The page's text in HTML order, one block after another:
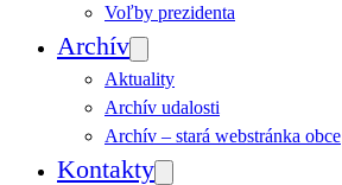
Voľby prezidenta
Archív
Aktuality
Archív udalosti
Archív – stará webstránka obce
Kontakty